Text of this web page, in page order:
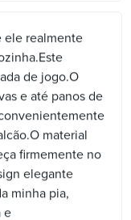
ele realmente
de jogo.O
e até panos de
material
firmemente no
elegante
minha pia,
e